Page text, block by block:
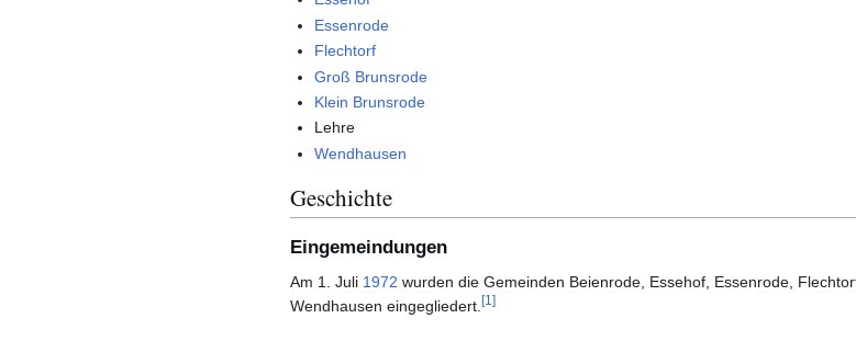
Essenrode
Flechtorf
Groß Brunsrode
Klein Brunsrode
Lehre
Wendhausen
Geschichte
Eingemeindungen
Am 1. Juli 1972 wurden die Gemeinden Beienrode, Essehof, Essenrode,
Wendhausen eingegliedert. [1 ]